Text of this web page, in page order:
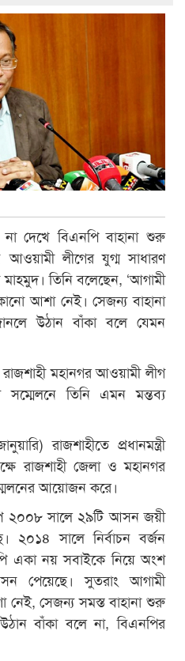
না দেখে বিএনপি বাহানা শুরু
লীগের যুগ্ম সাধারণ
মাহমুদ। তিনি বলেছেন, ‘আগামী
আশা নেই। সেজন্য বাহানা
উঠান বাঁকা বলে যেমন
মহানগর আওয়ামী লীগ
সম্মেলনে তিনি এমন মন্তব্য
রাজশাহীতে প্রধানমন্ত্রী
রাজশাহী জেলা ও মহানগর
আয়োজন করে।
২০০৮ সালে ২৯টি আসন জয়ী
সালে নির্বাচন বর্জন
একা নয় সবাইকে নিয়ে অংশ
পেয়েছে। সুতরাং আগামী
নেই, সেজন্য সমস্ত বাহানা শুরু
বাঁকা বলে না, বিএনপির